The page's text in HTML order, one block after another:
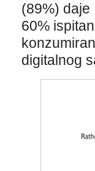
(89%)
60%
digitalnog